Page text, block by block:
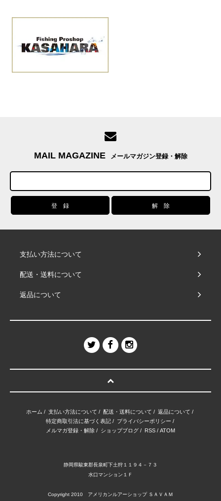
MAIL MAGAZINE メールマガジン登録・解除
支払い方法について
配送・送料について
返品について
ホーム / 支払い方法について / 配送・送料について / 返品について /
特定商取引法に基づく表記/ プライバシーポリシー /
メルマガ登録・解除 / ショップブログ / RSS / ATOM
静岡県駿東郡長泉町下土狩１１９４－７３
水口マンション１Ｆ
Copyright 2010 アメリカンルアーショップ ＳＡＶＡＭ